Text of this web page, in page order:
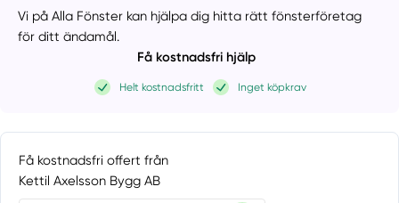
Vi på Alla Fönster kan hjälpa dig hitta rätt fönsterföretag
för ditt ändamål.
Få kostnadsfri hjälp
Helt kostnadsfritt Inget köpkrav
Få kostnadsfri offert från
Kettil Axelsson Bygg AB